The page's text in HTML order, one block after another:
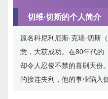
切维·切斯的个人简介
原名科尼利厄斯·克瑞·切斯
意，大获成功。在80年代的
却令人忍俊不禁的喜剧天份
的接连失利，他的事业陷入